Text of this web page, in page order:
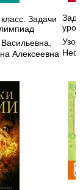
Задачи
Алексеевна